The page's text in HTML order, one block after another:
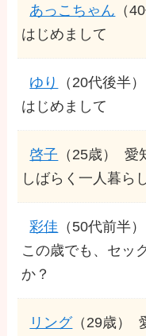
あっこちゃん （
はじめまして
ゆり （20代後半）
はじめまして
啓子 （25歳）
愛
しばらく一人暮ら
彩佳 （50代前半）
この歳でも、セッ
か？
リング（29歳）